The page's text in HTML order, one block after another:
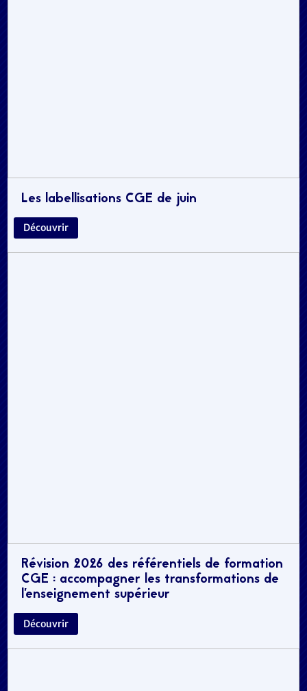
Les labellisations CGE de juin
Découvrir
Révision 2026 des référentiels de formation
CGE : accompagner les transformations de
l’enseignement supérieur
Découvrir